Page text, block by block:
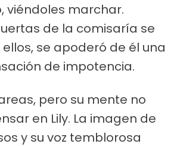
viéndoles marchar.
de la comisaría se
se apoderó de él una
de impotencia.
pero su mente no
en Lily. La imagen de
y su voz temblorosa